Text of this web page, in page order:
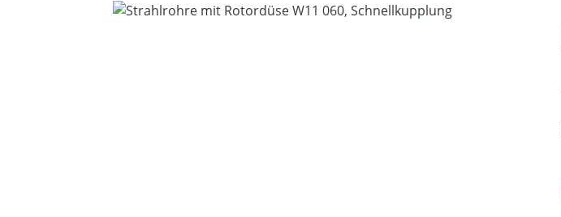
Bildergalerie überspringen